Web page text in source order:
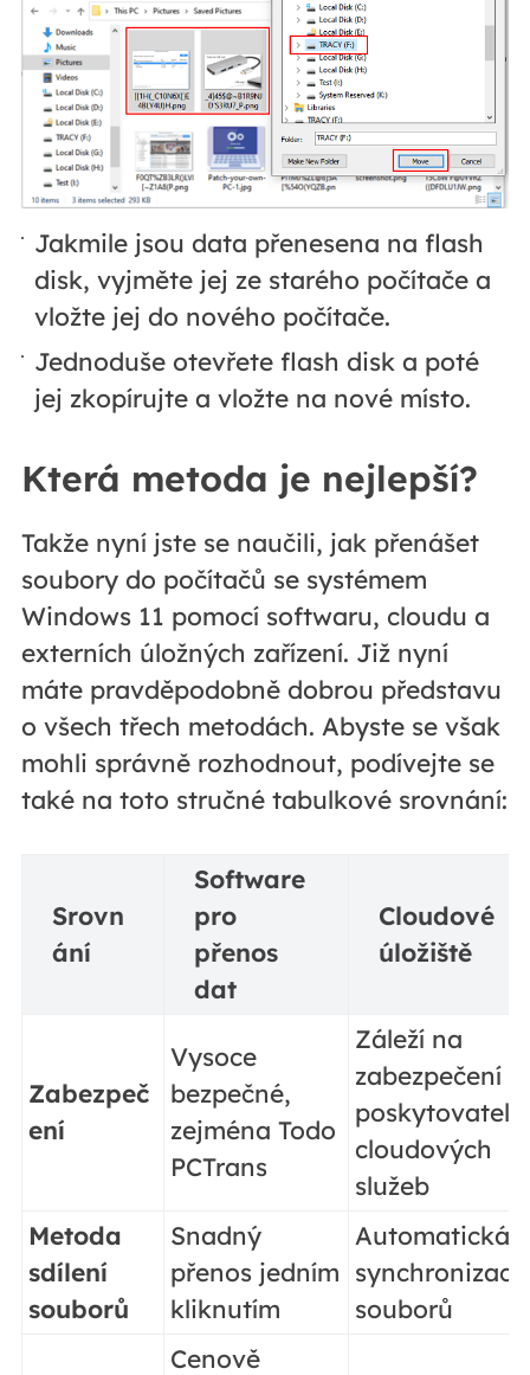
Jakmile jsou data přenesena na flash
disk, vyjměte jej ze starého počítače a
vložte jej do nového počítače.
Jednoduše otevřete flash disk a poté
jej zkopírujte a vložte na nové místo.
Která metoda je nejlepší?
Takže nyní jste se naučili, jak přenášet
soubory do počítačů se systémem
Windows 11 pomocí softwaru, cloudu a
externích úložných zařízení. Již nyní
máte pravděpodobně dobrou představu
o všech třech metodách. Abyste se však
mohli správně rozhodnout, podívejte se
také na toto stručné tabulkové srovnání:
Srovn
ání
Software
pro
přenos
dat
Cloudové
úložiště
Zabezpeč
ení
Vysoce
bezpečné,
zejména Todo
PCTrans
Záleží na
zabezpečení
poskytovatelů
cloudových
služeb
Metoda
sdílení
souborů
Snadný
přenos jedním
kliknutím
Automatická
synchronizace
souborů
Cenově